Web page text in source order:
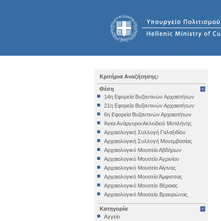
Κριτήρια Αναζήτησης:
Θέση
14η Εφορεία Βυζαντινών Αρχαιοτήτων
21η Εφορεία Βυζαντινών Αρχαιοτήτων
6η Εφορεία Βυζαντινών Αρχαιοτήτων
Άγιοι Ανάργυροι Ακλειδιού Μυτιλήνης
Αρχαιολογική Συλλογή Γαλαξιδίου
Αρχαιολογική Συλλογή Μονεμβασίας
Αρχαιολογικό Μουσείο Αβδήρων
Αρχαιολογικό Μουσείο Αγρινίου
Αρχαιολογικό Μουσείο Αίγινας
Αρχαιολογικό Μουσείο Άμφισσας
Αρχαιολογικό Μουσείο Βέροιας
Αρχαιολογικό Μουσείο Βραυρώνας
Αρχαιολογικό Μουσείο Δελφών
Αρχαιολογικό Μουσείο Ηγουμενίτσας
Κατηγορία
Αγγείο